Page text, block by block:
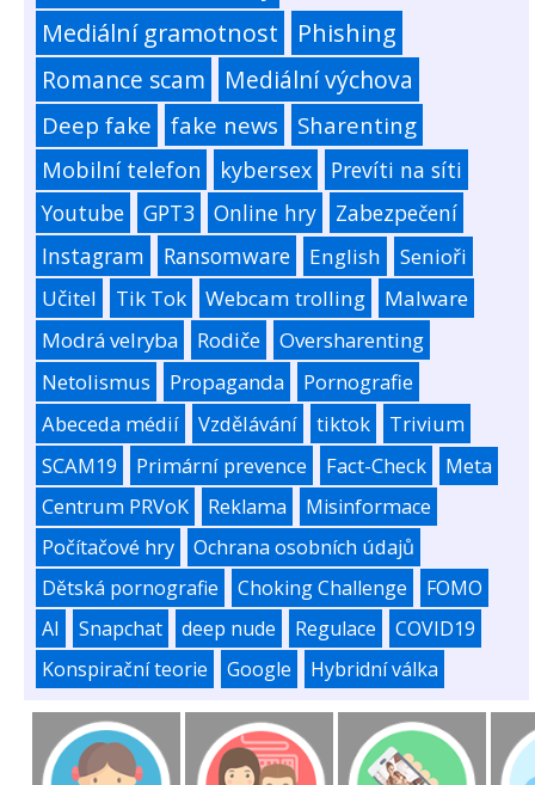
Mediální gramotnost
Phishing
Romance scam
Mediální výchova
Deep fake fake news Sharenting
Mobilní telefon kybersex
Prevíti na síti
Youtube
GPT3 Online hry
Zabezpečení
Instagram
Ransomware English
Senioři
Učitel
Tik Tok Webcam trolling
Malware
Modrá velryba
Rodiče
Oversharenting
Netolismus
Propaganda
Pornografie
Abeceda médií
Vzdělávání tiktok
Trivium
SCAM19
Primární prevence Fact-Check
Meta
Centrum PRVoK
Reklama
Misinformace
Počítačové hry
Ochrana osobních údajů
Dětská pornografie
Choking Challenge
FOMO
AI
Snapchat deep nude Regulace
COVID19
Konspirační teorie
Google Hybridní válka